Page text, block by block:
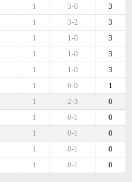
3
3-0
1
3
3-2
1
3
1-0
1
3
1-0
1
3
1-0
1
1
0-0
1
0
2-3
1
0
0-1
1
0
0-1
1
0
0-1
1
0
0-1
1